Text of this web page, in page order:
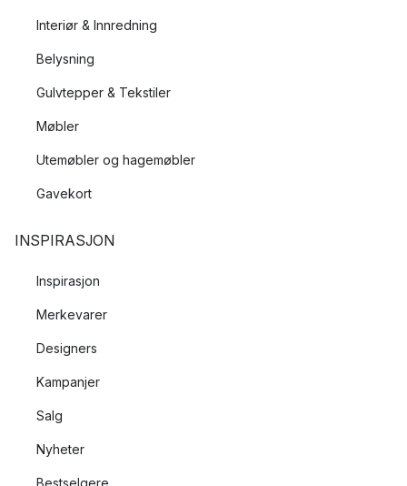
Interiør & Innredning
Belysning
Gulvtepper & Tekstiler
Møbler
Utemøbler og hagemøbler
Gavekort
INSPIRASJON
Inspirasjon
Merkevarer
Designers
Kampanjer
Salg
Nyheter
Bestselgere